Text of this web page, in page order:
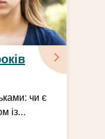
чи є
із